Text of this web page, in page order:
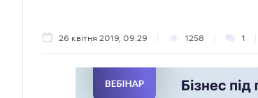
26 квітня 2019, 09:29 1258 1